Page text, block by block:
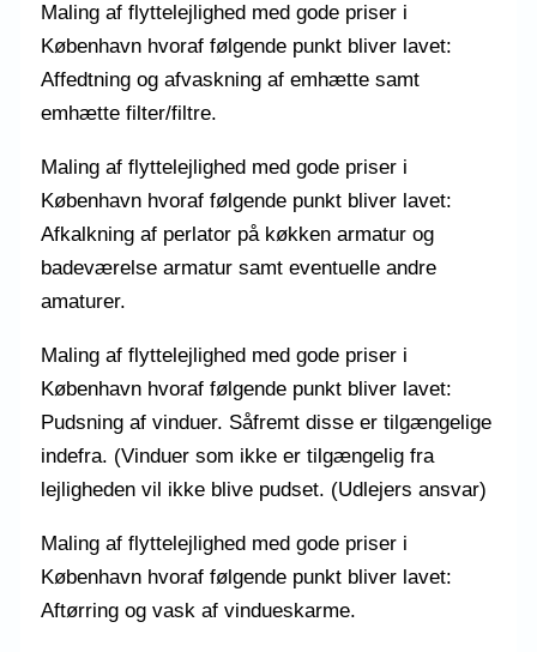
Maling af flyttelejlighed med gode priser i
København hvoraf følgende punkt bliver lavet:
Affedtning og afvaskning af emhætte samt
emhætte filter/filtre.
Maling af flyttelejlighed med gode priser i
København hvoraf følgende punkt bliver lavet:
Afkalkning af perlator på køkken armatur og
badeværelse armatur samt eventuelle andre
amaturer.
Maling af flyttelejlighed med gode priser i
København hvoraf følgende punkt bliver lavet:
Pudsning af vinduer. Såfremt disse er tilgængelige
indefra. (Vinduer som ikke er tilgængelig fra
lejligheden vil ikke blive pudset. (Udlejers ansvar)
Maling af flyttelejlighed med gode priser i
København hvoraf følgende punkt bliver lavet:
Aftørring og vask af vindueskarme.